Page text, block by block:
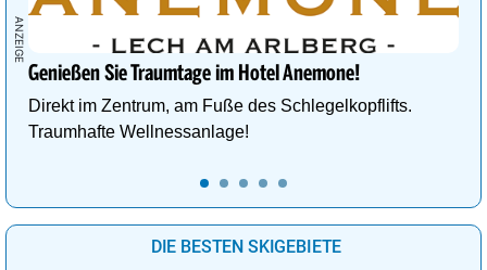
Genießen Sie Traumtage im Hotel Anemone!
Direkt im Zentrum, am Fuße des Schlegelkopflifts.
Traumhafte Wellnessanlage!
DIE BESTEN SKIGEBIETE